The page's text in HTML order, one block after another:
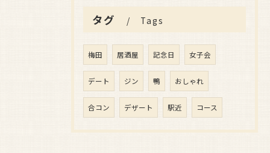
タグ Tags
梅田 居酒屋 記念日 女子会
デート ジン 鴨 おしゃれ
合コン デザート 駅近 コース